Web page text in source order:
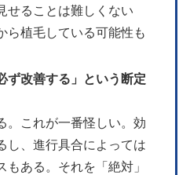
せることは難しくない
ら植毛している可能性も
ず改善する」という断定
。これが一番怪しい。効
し、進行具合によっては
もある。それを「絶対」